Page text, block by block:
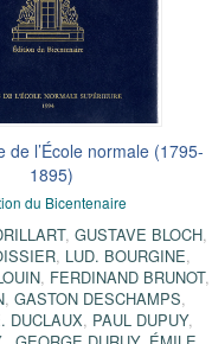
de l’École normale (1795-
1895)
du Bicentenaire
, GUSTAVE BLOCH,
, LUD. BOURGINE,
, FERDINAND BRUNOT,
, GASTON DESCHAMPS,
DUCLAUX, PAUL DUPUY,